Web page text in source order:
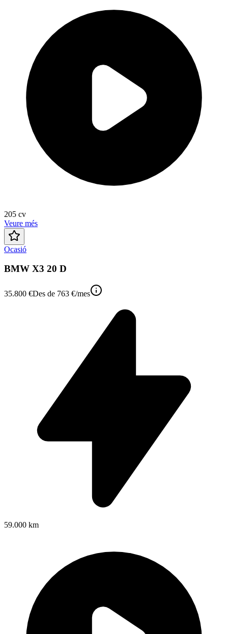
205 cv
Veure més
Ocasió
BMW X3 20 D
35.800 €Des de 763 €/mes
59.000 km